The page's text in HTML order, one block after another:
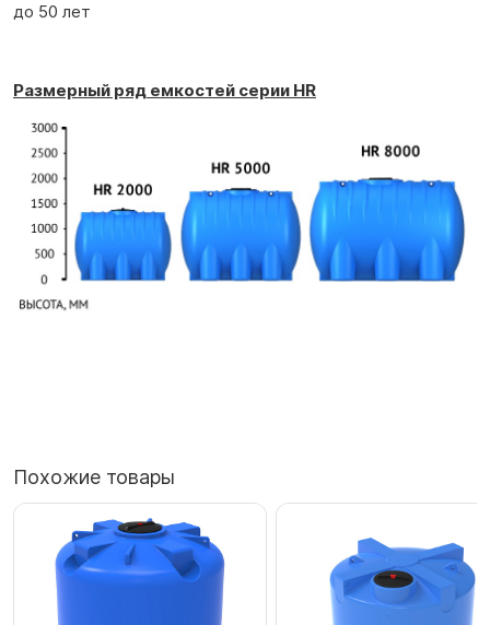
до 50 лет
Размерный ряд емкостей серии HR
Похожие товары